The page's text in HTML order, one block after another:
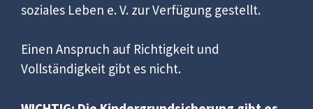
soziales Leben e. V. zur Verfügung gestellt.
Einen Anspruch auf Richtigkeit und
Vollständigkeit gibt es nicht.